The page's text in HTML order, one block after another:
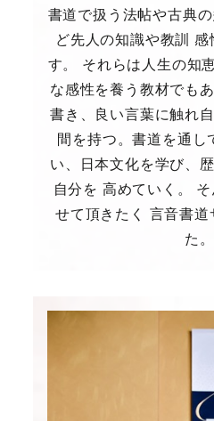
書道で扱う法帖や古典
ど先人の知識や教訓
す。 それらは人生の知
な感性を養う教材でも
書き、良い言葉に触れ
間を持つ。書道を通し
い、日本文化を学び、
自分を 高めていく。
せて頂きたく 言音書道
た。